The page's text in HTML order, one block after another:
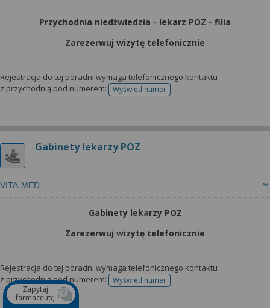
Przychodnia niedźwiedzia - lekarz POZ - filia
Zarezerwuj wizytę telefonicznie
Rejestracja do tej poradni wymaga telefonicznego kontaktu
z przychodnią pod numerem:
Wyświetl numertelefonu do rejestracji
Gabinety lekarzy POZ
VITA-MED
Gabinety lekarzy POZ
Zarezerwuj wizytę telefonicznie
Rejestracja do tej poradni wymaga telefonicznego kontaktu
z przychodnią pod numerem:
Wyświetl numertelefonu do rejestracji
Zapytaj
farmaceutę